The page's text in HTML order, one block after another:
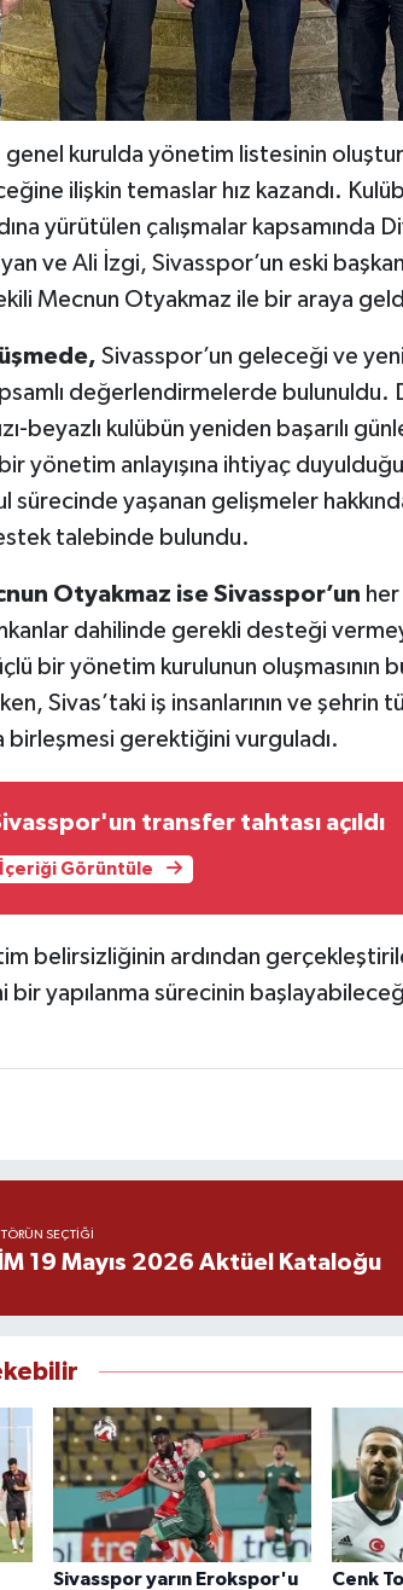
genel kurulda yönetim listesinin
ilişkin temaslar hız kazandı.
yürütülen çalışmalar kapsamında
ve Ali İzgi, Sivasspor’un eski
Mecnun Otyakmaz ile bir araya
Sivasspor’un geleceği ve
değerlendirmelerde bulunuldu.
beyazlı kulübün yeniden başarılı
bir yönetim anlayışına ihtiyaç
sürecinde yaşanan gelişmeler
talebinde bulundu.
Otyakmaz ise Sivasspor’un
dahilinde gerekli desteği
bir yönetim kurulunun oluşmasının
Sivas’taki iş insanlarının ve şehrin
birleşmesi gerektiğini vurguladı.
transfer tahtası açıldı
İçeriği Görüntüle
belirsizliğinin ardından
bir yapılanma sürecinin
SEÇTIĞI
19 Mayıs 2026 Aktüel Kataloğu
Sivasspor yarın Erokspor'u
Cenk